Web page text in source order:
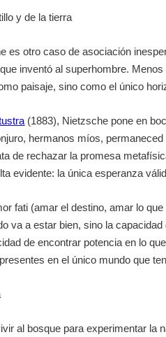
y de la tierra
es otro caso de asociación
inventó al superhombre.
paisaje, sino como el único
(1883), Nietzsche pone en
hermanos míos,
de rechazar la promesa
evidente: la única esperanza
fati (amar el destino, amar lo
va a estar bien, sino la
de encontrar potencia en lo
en el único mundo que
al bosque para experimentar la